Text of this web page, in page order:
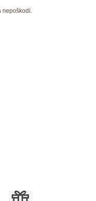
nepoškodí.